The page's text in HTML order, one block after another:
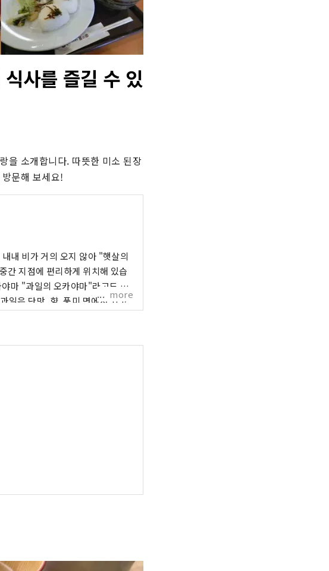
사를 즐길 수 있
을 소개합니다. 따뜻한 미소 된장
문해 보세요!
내 비가 거의 오지 않아 "햇살의
간 지점에 편리하게 위치해 있습
일은 단맛, 향, 풍미 면에서 최고
세요! 오카야마 에는
more